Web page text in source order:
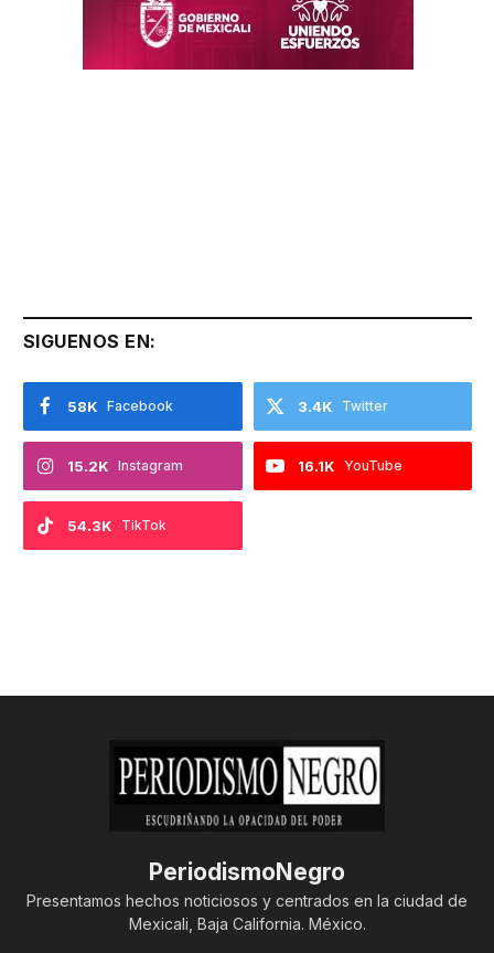
SIGUENOS EN:
Facebook
58K Twitter
3.4K
Instagram
15.2K YouTube
16.1K
TikTok
54.3K
PeriodismoNegro
Presentamos hechos noticiosos y centrados en la ciudad de
Mexicali, Baja California. México.